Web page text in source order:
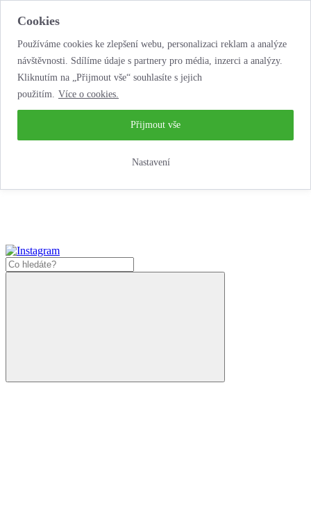
Cookies
Používáme cookies ke zlepšení webu, personalizaci reklam a analýze
návštěvnosti. Sdílíme údaje s partnery pro média, inzerci a analýzy.
Kliknutím na „Přijmout vše“ souhlasíte s jejich
použitím. Více o cookies.
Nastavení
Přijmout vše
...neobyčejná autopůjčovna!